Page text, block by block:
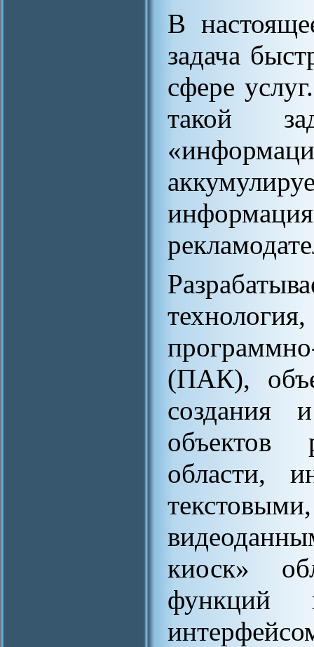
В
задача
сфере
такой
(ПАК),
создания
объектов
области,
киоск»
функций